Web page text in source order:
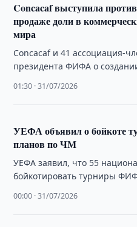
Concacaf выступила
продаже доли в
мира
Concacaf и 41 ассоциация-
президента ФИФА о
01:30 · 31/07/2026
УЕФА объявил о бойкоте
планов по ЧМ
УЕФА заявил, что 55
бойкотировать турниры
00:00 · 31/07/2026